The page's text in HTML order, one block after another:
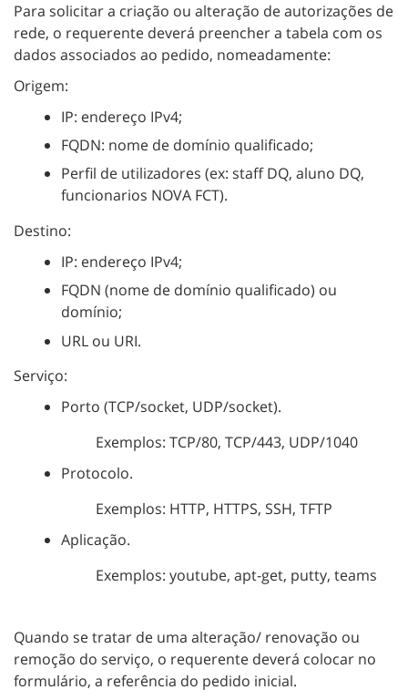
Para solicitar a criação ou alteração de autorizações de
rede, o requerente deverá preencher a tabela com os
dados associados ao pedido, nomeadamente:
Origem:
IP: endereço IPv4;
FQDN: nome de domínio qualificado;
Perfil de utilizadores (ex: staff DQ, aluno DQ,
funcionarios NOVA FCT).
Destino:
IP: endereço IPv4;
FQDN (nome de domínio qualificado) ou
domínio;
URL ou URI.
Serviço:
Porto (TCP/socket, UDP/socket).
Exemplos: TCP/80, TCP/443, UDP/1040
Protocolo.
Exemplos: HTTP, HTTPS, SSH, TFTP
Aplicação.
Exemplos: youtube, apt-get, putty, teams
Quando se tratar de uma alteração/ renovação ou
remoção do serviço, o requerente deverá colocar no
formulário, a referência do pedido inicial.